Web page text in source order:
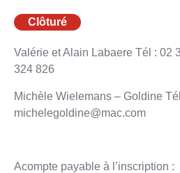
Clôturé
Valérie et Alain Labaere Tél : 02
324 826
Michèle Wielemans – Goldine
michelegoldine@mac.com
Acompte payable à l’inscription :